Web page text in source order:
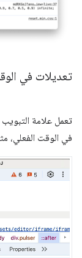
تعديلات في
تعمل علامة التبويب
في الوقت الفعلي،